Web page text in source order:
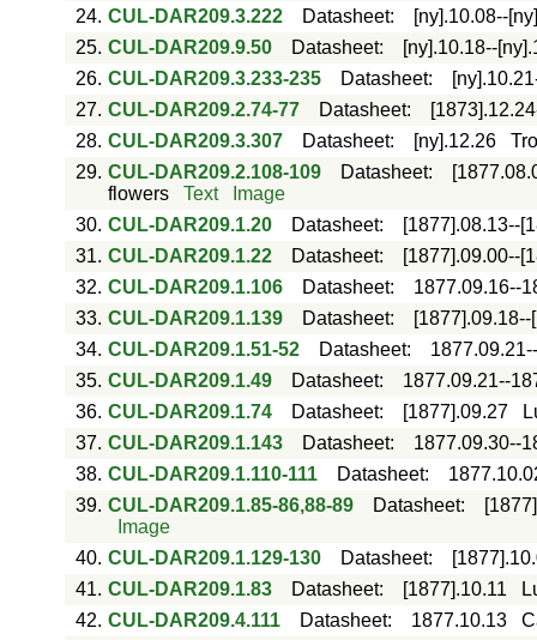
24. CUL-DAR209.3.222 Datasheet:
[ny].10.08--
25. CUL-DAR209.9.50 Datasheet:
[ny].10.18--
26. CUL-DAR209.3.233-235 Datasheet:
27. CUL-DAR209.2.74-77 Datasheet:
28. CUL-DAR209.3.307 Datasheet: [ny].12.26
29. CUL-DAR209.2.108-109 Datasheet:
flowers
Text
Image
30. CUL-DAR209.1.20 Datasheet:
[1877].08.13--
31. CUL-DAR209.1.22 Datasheet:
[1877].09.00--
32. CUL-DAR209.1.106 Datasheet:
1877.09.16--
33. CUL-DAR209.1.139 Datasheet:
34. CUL-DAR209.1.51-52 Datasheet:
35. CUL-DAR209.1.49 Datasheet:
1877.09.21--
36. CUL-DAR209.1.74 Datasheet: [1877].09.27
37. CUL-DAR209.1.143 Datasheet:
1877.09.30--
38. CUL-DAR209.1.110-111 Datasheet:
39. CUL-DAR209.1.85-86,88-89 Datasheet:
Image
40. CUL-DAR209.1.129-130 Datasheet:
41. CUL-DAR209.1.83 Datasheet: [1877].10.11
42. CUL-DAR209.4.111 Datasheet: 1877.10.13